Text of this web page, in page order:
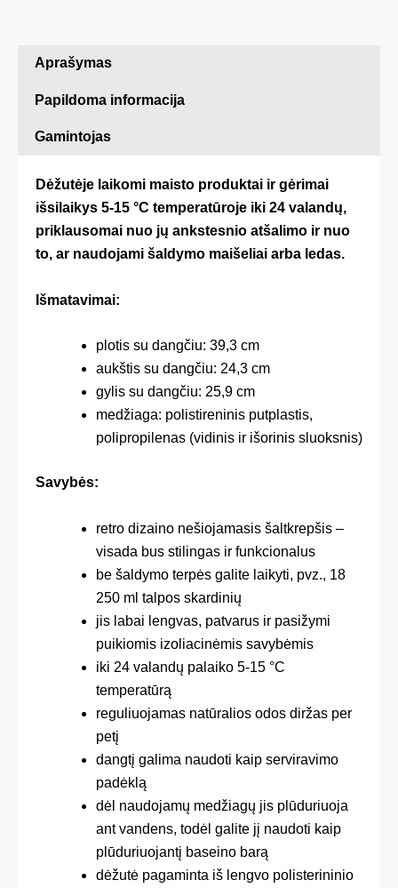
Aprašymas
Papildoma informacija
Gamintojas
Dėžutėje laikomi maisto produktai ir gėrimai
išsilaikys 5-15 °C temperatūroje iki 24 valandų,
priklausomai nuo jų ankstesnio atšalimo ir nuo
to, ar naudojami šaldymo maišeliai arba ledas.
Išmatavimai:
plotis su dangčiu: 39,3 cm
aukštis su dangčiu: 24,3 cm
gylis su dangčiu: 25,9 cm
medžiaga: polistireninis putplastis,
polipropilenas (vidinis ir išorinis sluoksnis)
Savybės:
retro dizaino nešiojamasis šaltkrepšis –
visada bus stilingas ir funkcionalus
be šaldymo terpės galite laikyti, pvz., 18
250 ml talpos skardinių
jis labai lengvas, patvarus ir pasižymi
puikiomis izoliacinėmis savybėmis
iki 24 valandų palaiko 5-15 °C
temperatūrą
reguliuojamas natūralios odos diržas per
petį
dangtį galima naudoti kaip serviravimo
padėklą
dėl naudojamų medžiagų jis plūduriuoja
ant vandens, todėl galite jį naudoti kaip
plūduriuojantį baseino barą
dėžutė pagaminta iš lengvo polisterininio